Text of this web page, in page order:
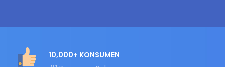
10,000+ KONSUMEN